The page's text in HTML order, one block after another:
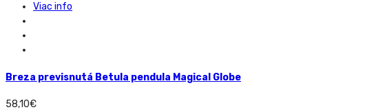
Viac info
Breza previsnutá Betula pendula Magical Globe
58,10€